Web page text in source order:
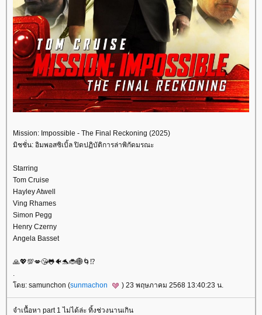
Mission: Impossible - The Final Reckoning (2025)
มิชชั่น: อิมพอสซิเบิ้ล ปิดปฏิบัติการล่าพิกัดมรณะ
Starring
Tom Cruise
Hayley Atwell
Ving Rhames
Simon Pegg
Henry Czerny
Angela Basset
🙏💖💯💋😘🐸🐠🐬🐞🌐🌀⁉️
ดย: samunchon (sunmachon ) 23 พฤษภาคม 2568 13:40:23 น.
จำเนื้อหา part 1 ไม่ได้ล่ะ ทิ้งช่วงนานเกิน